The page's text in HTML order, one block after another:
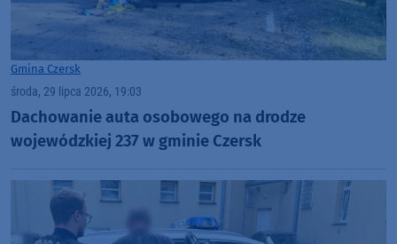
Gmina Czersk
środa, 29 lipca 2026, 19:03
Dachowanie auta osobowego na drodze
wojewódzkiej 237 w gminie Czersk